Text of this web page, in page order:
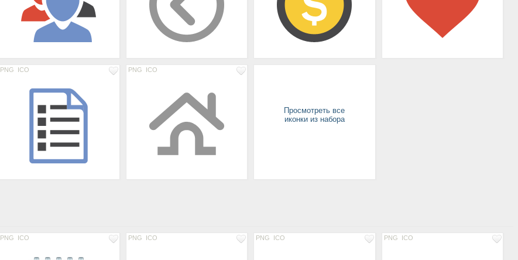
PNG ICO PNG ICO
Просмотреть все
иконки из набора
PNG ICO PNG ICO PNG ICO PNG ICO